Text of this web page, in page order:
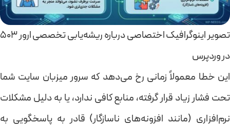
تصویر اینوگرافیک اختصاصی درباره ریشه‌یابی تخصصی ارور 503
در وردپرس
این خطا معمولاً زمانی رخ می‌دهد که سرور میزبان سایت شما
تحت فشار زیاد قرار گرفته، منابع کافی ندارد، یا به دلیل مشکلات
نرم‌افزاری (مانند افزونه‌های ناسازگار) قادر به پاسخگویی به